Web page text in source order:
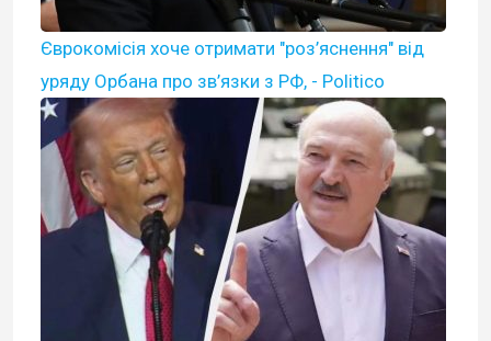
Єврокомісія хоче отримати "роз’яснення" від
уряду Орбана про зв’язки з РФ, - Politico